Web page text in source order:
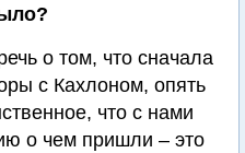
о том, что сначала
с Кахлоном, опять
что с нами
о чем пришли – это